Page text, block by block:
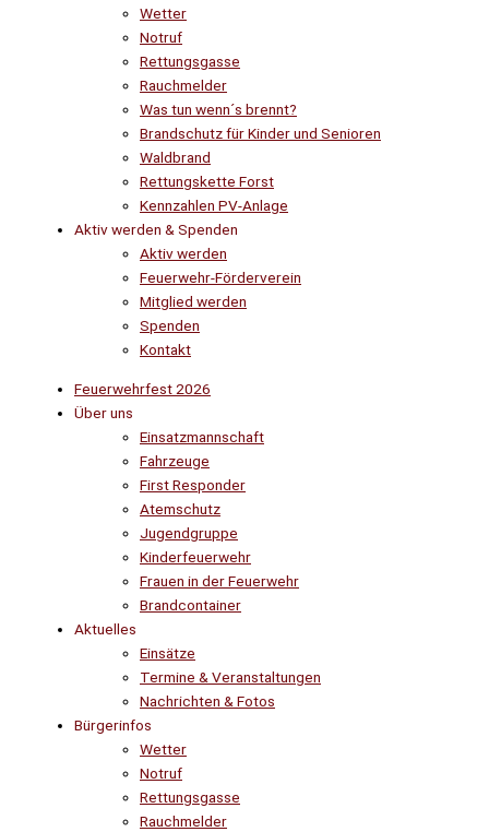
Wetter
Notruf
Rettungsgasse
Rauchmelder
Was tun wenn´s brennt?
Brandschutz für Kinder und Senioren
Waldbrand
Rettungskette Forst
Kennzahlen PV-Anlage
Aktiv werden & Spenden
Aktiv werden
Feuerwehr-Förderverein
Mitglied werden
Spenden
Kontakt
Feuerwehrfest 2026
Über uns
Einsatzmannschaft
Fahrzeuge
First Responder
Atemschutz
Jugendgruppe
Kinderfeuerwehr
Frauen in der Feuerwehr
Brandcontainer
Aktuelles
Einsätze
Termine & Veranstaltungen
Nachrichten & Fotos
Bürgerinfos
Wetter
Notruf
Rettungsgasse
Rauchmelder